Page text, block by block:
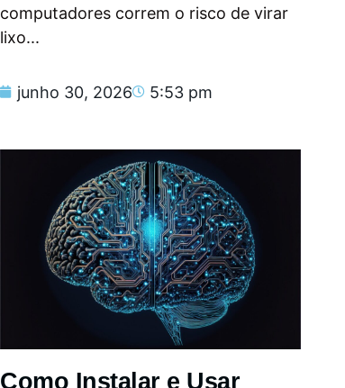
computadores correm o risco de virar
lixo...
junho 30, 2026 5:53 pm
Como Instalar e Usar